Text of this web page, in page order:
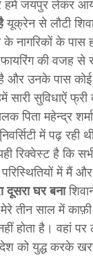
हमें जयपुर लेकर
यूक्रेन से लौटी
नागरिकों के
की वजह से
और उनके पास
सारी सुविधाऐं
पिता महेन्‍द्र
में पढ़ रही
रिक्‍वेस्‍ट है कि
में मैं
दूसरा घर बना
तीन साल में
होता है। वहां
को युद्ध करके